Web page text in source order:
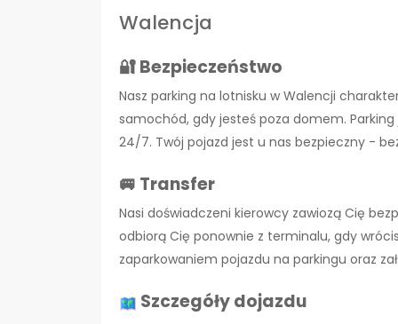
Walencja
🔐 Bezpieczeństwo
Nasz parking na lotnisku w Walencji
samochód, gdy jesteś poza domem.
24/7. Twój pojazd jest u nas bezpieczny -
🚐 Transfer
Nasi doświadczeni kierowcy zawiozą Cię
odbiorą Cię ponownie z terminalu, gdy
zaparkowaniem pojazdu na parkingu oraz
Szczegóły dojazdu